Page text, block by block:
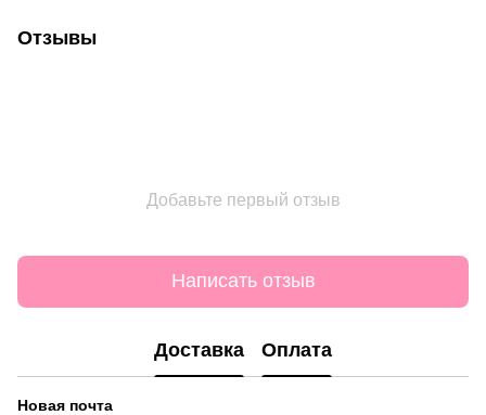
Отзывы
Добавьте первый отзыв
Написать отзыв
Доставка Оплата
Новая почта